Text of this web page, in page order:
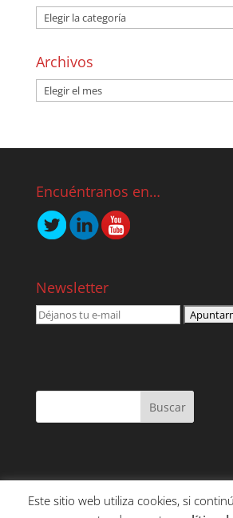
Archivos
Encuéntranos en…
Newsletter
SERVICIOS
Este sitio web utiliza cookies, si